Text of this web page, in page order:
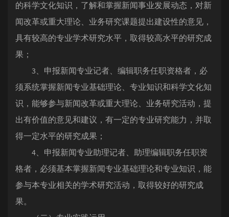
的科学文化知识，了解和掌握新闻事业发展动态，对新
闻改革或重大理论、业务研究课题提出建设性的意见，
具有较高的专业学术研究水平，取得较高水平的研究成
果；
3、申报新闻专业记者、编辑职务任职资格者，必
须系统掌握新闻专业基础理论、专业知识和科学文化知
识，能够参与新闻改革或重大理论、业务研究活动，提
出有价值的意见和建议，有一定的专业研究能力，并取
得一定水平的研究成果；
4、申报新闻专业助理记者、助理编辑职务任职资
格者，必须基本掌握新闻专业基础理论和专业知识，能
参与本专业相关的学术研究活动，取得较好的研究成
果。